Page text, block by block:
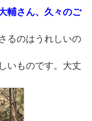
輔さん、久々のご
るのはうれしいの
いものです。大丈